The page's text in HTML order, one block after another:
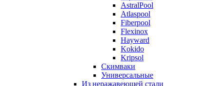
AstralPool
Atlaspool
Fiberpool
Flexinox
Hayward
Kokido
Kripsol
Скимваки
Универсальные
Из неражавеющей стали